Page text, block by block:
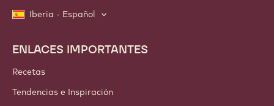
Iberia - Español
Footer
Callebaut
ENLACES IMPORTANTES
Recetas
Tendencias e Inspiración